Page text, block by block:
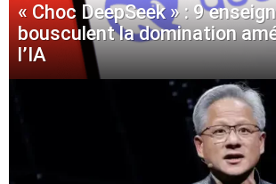
« Choc DeepSeek » : 9
bousculent la domination
l’IA